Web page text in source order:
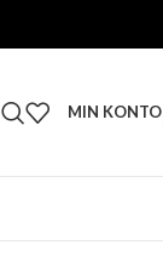
MIN KONTO